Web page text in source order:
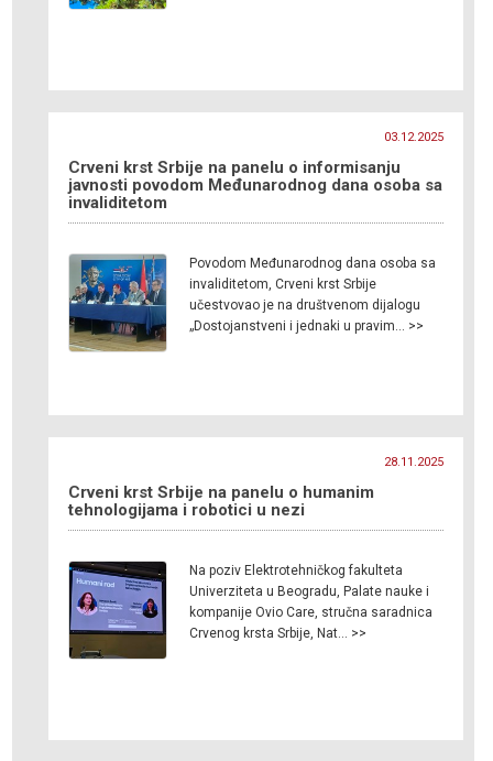
03.12.2025
Crveni krst Srbije na panelu o informisanju
javnosti povodom Međunarodnog dana osoba sa
invaliditetom
Povodom Međunarodnog dana osoba sa
invaliditetom, Crveni krst Srbije
učestvovao je na društvenom dijalogu
„Dostojanstveni i jednaki u pravim… >>
28.11.2025
Crveni krst Srbije na panelu o humanim
tehnologijama i robotici u nezi
Na poziv Elektrotehničkog fakulteta
Univerziteta u Beogradu, Palate nauke i
kompanije Ovio Care, stručna saradnica
Crvenog krsta Srbije, Nat… >>